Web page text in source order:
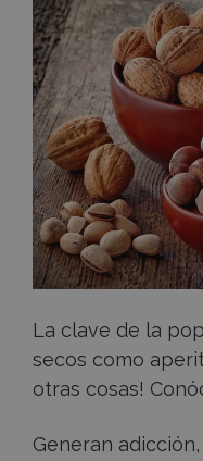
secos
en
los
bares
La clave de la
secos como
otras cosas!
Generan